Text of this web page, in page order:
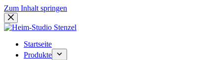
Zum Inhalt springen
Startseite
Produkte